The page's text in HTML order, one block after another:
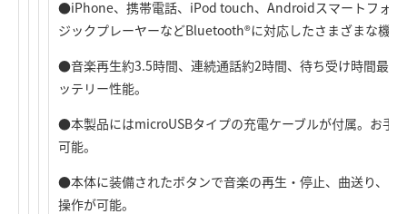
●iPhone、携帯電話、iPod touch、Androidスマートフォン
ジックプレーヤーなどBluetooth®に対応したさまざまな機
●音楽再生約3.5時間、連続通話約2時間、待ち受け時間最
ッテリー性能。
●本製品にはmicroUSBタイプの充電ケーブルが付属。お手
可能。
●本体に装備されたボタンで音楽の再生・停止、曲送り、曲
操作が可能。